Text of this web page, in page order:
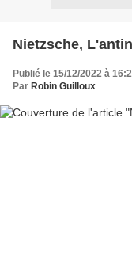
Nietzsche,
Publié le 15/12/2022 à
Par Robin Guilloux